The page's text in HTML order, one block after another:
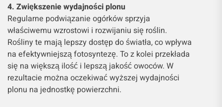
4. Zwiększenie wydajności plonu
Regularne podwiązanie ogórków sprzyja
właściwemu wzrostowi i rozwijaniu się roślin.
Rośliny te mają lepszy dostęp do światła, co wpływa
na efektywniejszą fotosyntezę. To z kolei przekłada
się na większą ilość i lepszą jakość owoców. W
rezultacie można oczekiwać wyższej wydajności
plonu na jednostkę powierzchni.